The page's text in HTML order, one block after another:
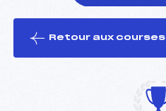
le ski
Retour aux courses